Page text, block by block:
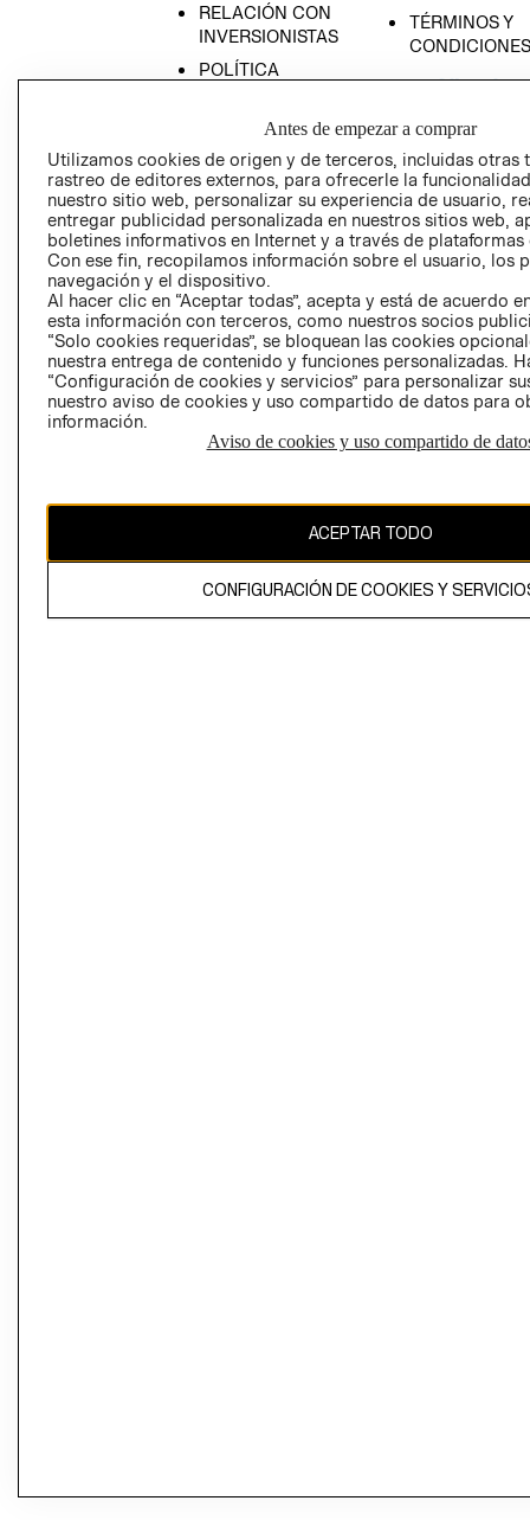
RELACIÓN CON
INVERSIONISTAS
POLÍTICA
TÉRMINOS Y
CONDICIONES
AVISO DE
PRIVACIDAD
GIFT CARD
AVISO DE
CAMBIAR REGIÓN
Antes de empezar a comprar
Utilizamos cookies de origen y de terceros, incluidas otras
rastreo de editores externos, para ofrecerle la
nuestro sitio web, personalizar su experiencia de usuario,
entregar publicidad personalizada en nuestros sitios web,
boletines informativos en Internet y a través de plataformas
Con ese fin, recopilamos información sobre el usuario, los
navegación y el dispositivo.
Al hacer clic en “Aceptar todas”, acepta y está de acuerdo
esta información con terceros, como nuestros socios
“Solo cookies requeridas”, se bloquean las cookies
nuestra entrega de contenido y funciones personalizadas.
“Configuración de cookies y servicios” para personalizar
nuestro aviso de cookies y uso compartido de datos para
información.
Aviso de cookies y uso compartido de
ACEPTAR TODO
CONFIGURACIÓN DE COOKIES Y